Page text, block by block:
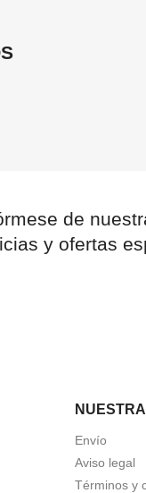
de
y ofertas
Envío
Aviso legal
Términos y